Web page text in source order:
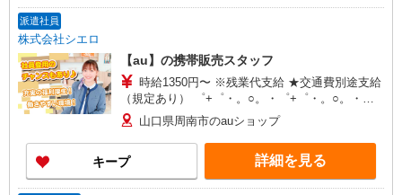
派遣社員
株式会社シエロ
【au】の携帯販売スタッフ
時給1350円〜 ※残業代支給 ★交通費別途支給
（規定あり） ゜+゜・。○。・゜+゜・。○。・゜
+゜ 入社祝い金10万円支給(規定有) お友達を紹介
頂くと, インセンティブ支給(規定有) ★月2回払
い・週払い可能（規程有）★ ゜・。○。・゜
+゜・。○。・゜+゜
山口県周南市のauショップ
キープ 詳細を見る